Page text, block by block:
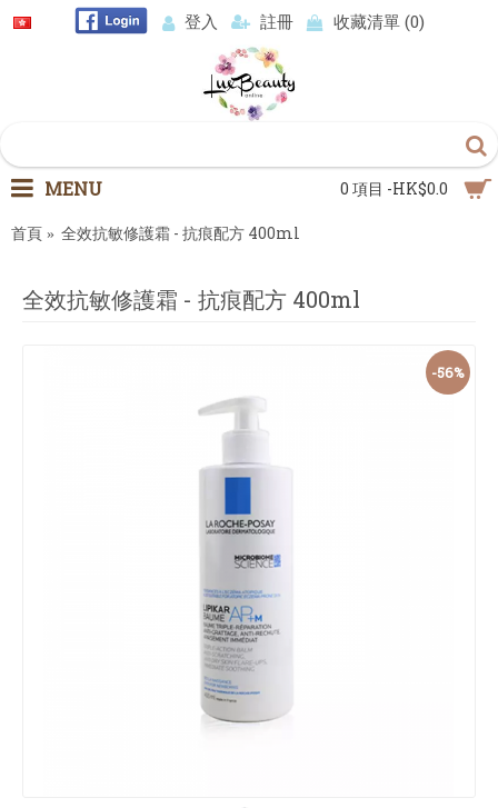
登入 註冊 收藏清單 (0)
0 項目 -HK$0.0
MENU
首頁 全效抗敏修護霜 - 抗痕配方 400ml
全效抗敏修護霜 - 抗痕配方 400ml
-56%